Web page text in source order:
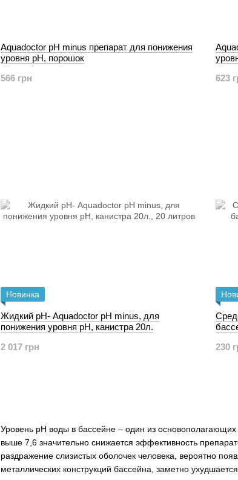
Уровень рН воды в бассейне – один из
выше 7,6 значительно снижается эффективность
раздражение слизистых оболочек человека, вероятно
металлических конструкций бассейна, заметно
Aquadoctor pH minus препарат для понижения
уровня рН, порошок
566 грн
623
Новинка
Жидкий рН- Aquadoctor pH minus, для
понижения уровня рН, канистра 20л.
2 017 грн
230